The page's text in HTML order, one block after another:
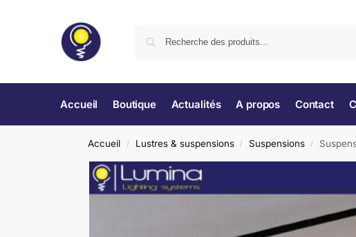
Accueil Boutique Actualités A propos Contact
Accueil / Lustres & suspensions / Suspensions /